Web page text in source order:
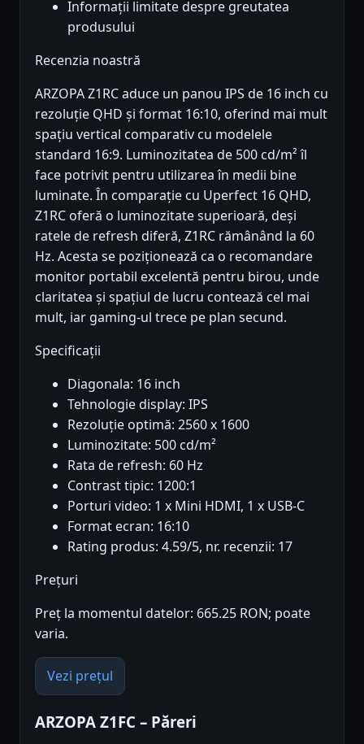
Informații limitate despre greutatea
produsului
Recenzia noastră
ARZOPA Z1RC aduce un panou IPS de 16 inch cu
rezoluție QHD și format 16:10, oferind mai mult
spațiu vertical comparativ cu modelele
standard 16:9. Luminozitatea de 500 cd/m² îl
face potrivit pentru utilizarea în medii bine
luminate. În comparație cu Uperfect 16 QHD,
Z1RC oferă o luminozitate superioară, deși
ratele de refresh diferă, Z1RC rămânând la 60
Hz. Acesta se poziționează ca o recomandare
monitor portabil excelentă pentru birou, unde
claritatea și spațiul de lucru contează cel mai
mult, iar gaming-ul trece pe plan secund.
Specificații
Diagonala: 16 inch
Tehnologie display: IPS
Rezoluție optimă: 2560 x 1600
Luminozitate: 500 cd/m²
Rata de refresh: 60 Hz
Contrast tipic: 1200:1
Porturi video: 1 x Mini HDMI, 1 x USB-C
Format ecran: 16:10
Rating produs: 4.59/5, nr. recenzii: 17
Prețuri
Preț la momentul datelor: 665.25 RON; poate
varia.
Vezi prețul
ARZOPA Z1FC – Păreri